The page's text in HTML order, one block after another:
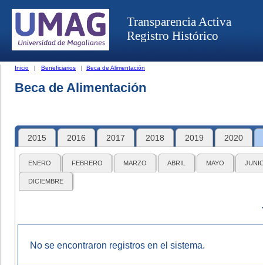
Transparencia Activa
Registro Histórico
Inicio | Beneficiarios | Beca de Alimentación
Beca de Alimentación
2015 2016 2017 2018 2019 2020
ENERO FEBRERO MARZO ABRIL MAYO
DICIEMBRE
No se encontraron registros en el sistema.